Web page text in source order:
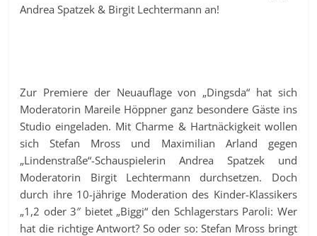
Andrea Spatzek & Birgit Lechtermann an!
Zur Premiere der Neuauflage von „Dingsda“ hat sich
Moderatorin Mareile Höppner ganz besondere Gäste ins
Studio eingeladen. Mit Charme & Hartnäckigkeit wollen
sich Stefan Mross und Maximilian Arland gegen
„Lindenstraße“-Schauspielerin Andrea Spatzek und
Moderatorin Birgit Lechtermann durchsetzen. Doch
durch ihre 10-jährige Moderation des Kinder-Klassikers
„1,2 oder 3″ bietet „Biggi“ den Schlagerstars Paroli: Wer
hat die richtige Antwort? So oder so: Stefan Mross bringt